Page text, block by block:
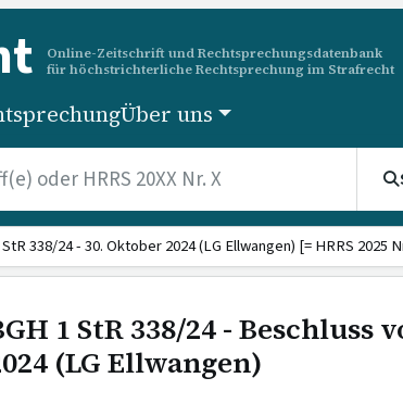
Online-Zeitschrift und Rechtsprechungsdatenbank
für höchstrichterliche Rechtsprechung im Strafrecht
Über uns
338/24 - 30. Oktober 2024 (LG Ellwangen) [= HRRS 2025
1 StR 338/24 - Beschluss
(LG Ellwangen)